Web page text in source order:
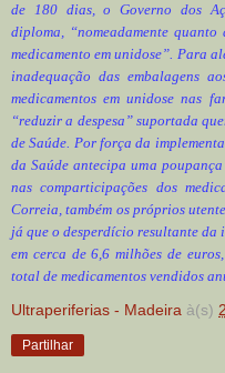
de 180 dias, o Governo dos
diploma, “nomeadamente
medicamento em unidose”. Para
inadequação das embalagens
medicamentos em unidose nas
“reduzir a despesa” suportada
de Saúde. Por força da
da Saúde antecipa uma
nas comparticipações dos
Correia, também os próprios
já que o desperdício resultante da
em cerca de 6,6 milhões de
total de medicamentos vendidos
Ultraperiferias - Madeira à(s)
Partilhar